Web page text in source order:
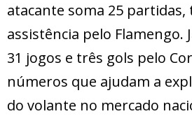
atacante soma 25 partidas,
assistência pelo Flamengo.
31 jogos e três gols pelo
números que ajudam a
do volante no mercado